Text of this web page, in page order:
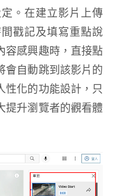
。在建立影片上傳
戳記及填寫重點說
容感興趣時，直接點
會自動跳到該影片的
性化的功能設計，只
提升瀏覽者的觀看體